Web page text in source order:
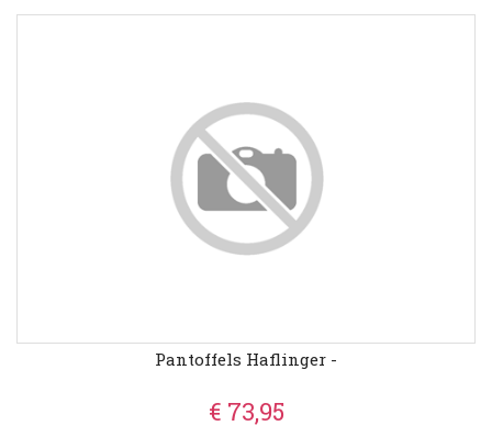
Pantoffels Haflinger -
€ 73,95